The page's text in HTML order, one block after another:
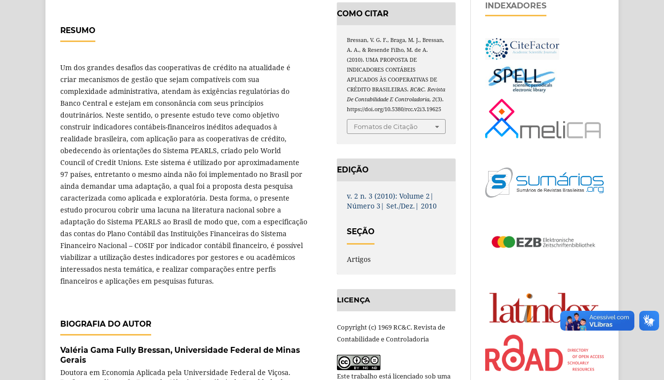
RESUMO
Um dos grandes desafios das cooperativas de crédito na atualidade é
criar mecanismos de gestão que sejam compatíveis com sua
complexidade administrativa, atendam às exigências regulatórias do
Banco Central e estejam em consonância com seus princípios
doutrinários. Neste sentido, o presente estudo teve como objetivo
construir indicadores contábeis-financeiros inéditos adequados à
realidade brasileira, com aplicação para as cooperativas de crédito,
obedecendo às orientações do Sistema PEARLS, criado pelo World
Council of Credit Unions. Este sistema é utilizado por aproximadamente
97 países, entretanto o mesmo ainda não foi implementado no Brasil por
ainda demandar uma adaptação, a qual foi a proposta desta pesquisa
caracterizada como aplicada e exploratória. Desta forma, o presente
estudo procurou cobrir uma lacuna na literatura nacional sobre a
adaptação do Sistema PEARLS ao Brasil de modo que, com a especificação
das contas do Plano Contábil das Instituições Financeiras do Sistema
Financeiro Nacional – COSIF por indicador contábil financeiro, é possível
viabilizar a utilização destes indicadores por gestores e ou acadêmicos
interessados nesta temática, e realizar comparações entre perfis
financeiros e aplicações em pesquisas futuras.
BIOGRAFIA DO AUTOR
Valéria Gama Fully Bressan, Universidade Federal de Minas
Gerais
Doutora em Economia Aplicada pela Universidade Federal de Viçosa.
COMO CITAR
Bressan, V. G. F., Braga, M. J., Bressan,
A. A., & Resende Filho, M. de A.
(2010). UMA PROPOSTA DE
INDICADORES CONTÁBEIS
APLICADOS ÀS COOPERATIVAS DE
CRÉDITO BRASILEIRAS.RC&C. Revista
De Contabilidade E Controladoria,2(3).
https://doi.org/10.5380/rcc.v2i3.19625
Fomatos de Citação
EDIÇÃO
v. 2 n. 3 (2010): Volume 2|
Número 3| Set./Dez.| 2010
SEÇÃO
Artigos
LICENÇA
Copyright (c) 1969 RC&C. Revista de
Contabilidade e Controladoria
Este trabalho está licenciado sob uma
INDEXADORES